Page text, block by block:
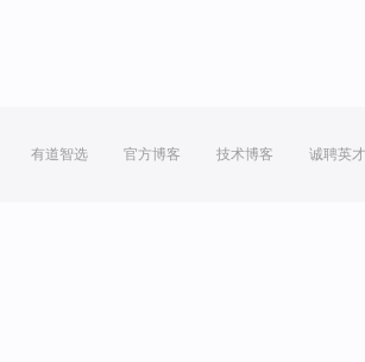
有道智选 官方博客 技术博客 诚聘英才